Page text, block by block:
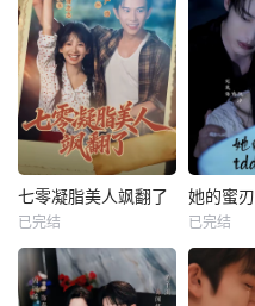
七零凝脂美人飒翻了
已完结
她的蜜刃
已完结